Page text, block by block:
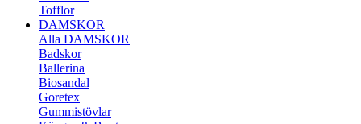
Tofflor
DAMSKOR
Alla DAMSKOR
Badskor
Ballerina
Biosandal
Goretex
Gummistövlar